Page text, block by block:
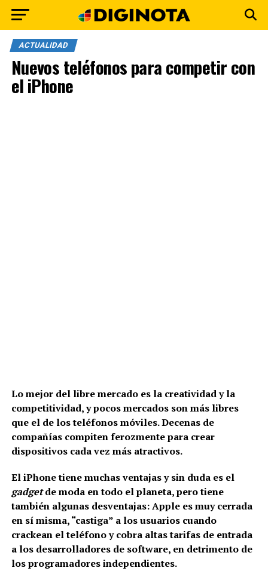
ACTUALIDAD
Nuevos teléfonos para competir con
el iPhone
Lo mejor del libre mercado es la creatividad y la
competitividad, y pocos mercados son más libres
que el de los teléfonos móviles. Decenas de
compañías compiten ferozmente para crear
dispositivos cada vez más atractivos.
El iPhone tiene muchas ventajas y sin duda es el
gadgetde moda en todo el planeta, pero tiene
también algunas desventajas: Apple es muy cerrada
en sí misma, “castiga” a los usuarios cuando
crackean el teléfono y cobra altas tarifas de entrada
a los desarrolladores de software, en detrimento de
los programadores independientes.